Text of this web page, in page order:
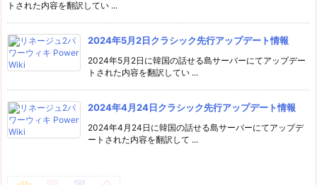
トされた内容を翻訳してい ...
2024年5月2日クラシック先行アップデート情報
2024年5月2日に韓国の話せる島サーバーにてアップデー
トされた内容を翻訳してい ...
2024年4月24日クラシック先行アップデート情報
2024年4月24日に韓国の話せる島サーバーにてアップデ
ートされた内容を翻訳して ...